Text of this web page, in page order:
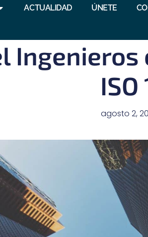
ACTUALIDAD ÚNETE
Ingenieros
ISO
agosto 2,